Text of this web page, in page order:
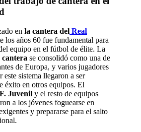
en la cantera del Real
los años 60 fue fundamental para
equipo en el fútbol de élite. La
cantera se consolidó como una de
de Europa, y varios jugadores
este sistema llegaron a ser
éxito en otros equipos. El
Juvenil y el resto de equipos
a los jóvenes foguearse en
y prepararse para el salto